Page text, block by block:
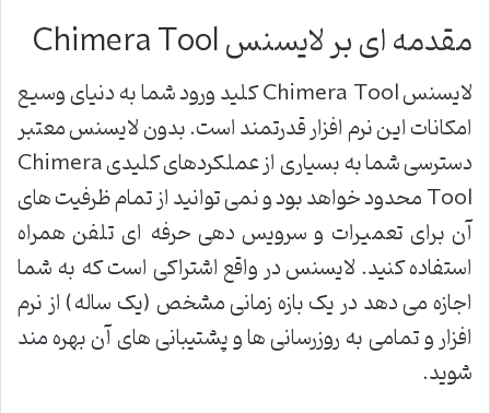
مقدمه ای بر لایسنس Chimera Tool
لایسنس Chimera Tool کلید ورود شما به دنیای وسیع
امکانات این نرم افزار قدرتمند است. بدون لایسنس معتبر
دسترسی شما به بسیاری از عملکردهای کلیدی Chimera
Tool محدود خواهد بود و نمی توانید از تمام ظرفیت های
آن برای تعمیرات و سرویس دهی حرفه ای تلفن همراه
استفاده کنید. لایسنس در واقع اشتراکی است که به شما
اجازه می دهد در یک بازه زمانی مشخص (یک ساله) از نرم
افزار و تمامی به روزرسانی ها و پشتیبانی های آن بهره مند
شوید.